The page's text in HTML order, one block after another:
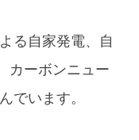
る自家発電、自
カーボンニュー
でいます。